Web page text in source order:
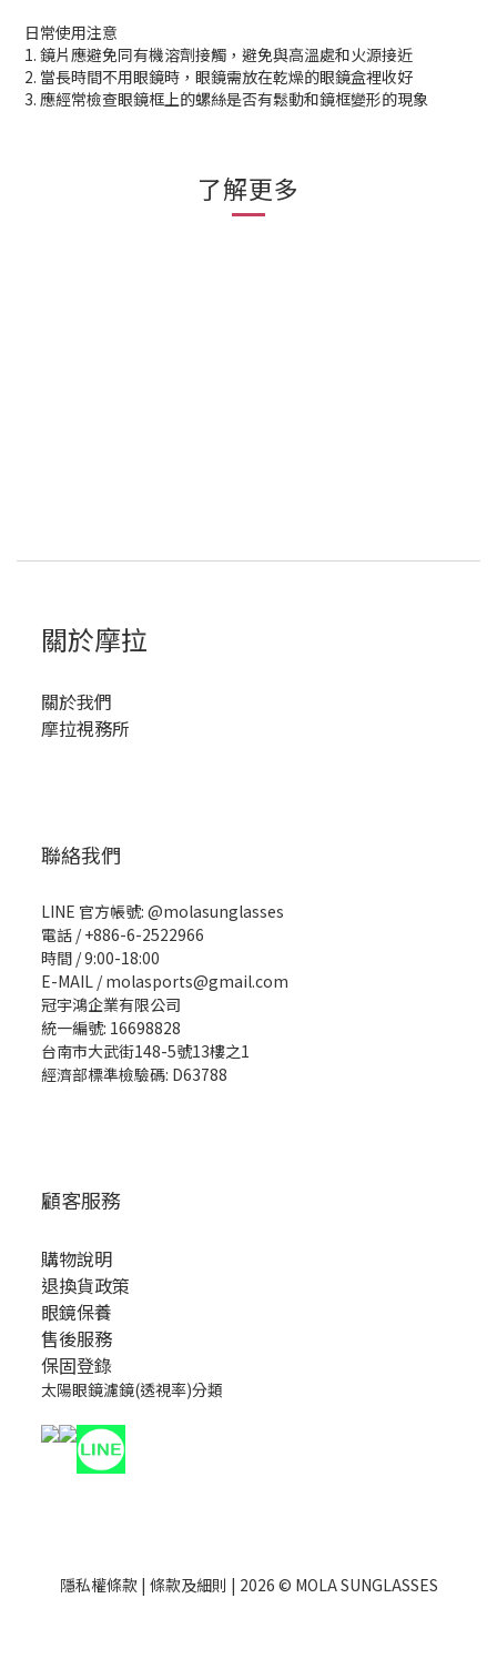
日常使用注意
1. 鏡片應避免同有機溶劑接觸，避免與高溫處和火源接近
2. 當長時間不用眼鏡時，眼鏡需放在乾燥的眼鏡盒裡收好
3. 應經常檢查眼鏡框上的螺絲是否有鬆動和鏡框變形的現象
了解更多
關於摩拉
關於我們
摩拉視務所
聯絡我們
LINE 官方帳號: @molasunglasses
電話 / +886-6-2522966
時間 / 9:00-18:00
E-MAIL / molasports@gmail.com
冠宇鴻企業有限公司
統一編號: 16698828
台南市大武街148-5號13樓之1
經濟部標準檢驗碼: D63788
顧客服務
購物說明
退換貨政策
眼鏡保養
售後服務
保固登錄
太陽眼鏡濾鏡(透視率)分類
隱私權條款| 條款及細則 | 2026 © MOLA SUNGLASSES